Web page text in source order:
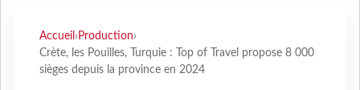
Accueil › Production›
Crète, les Pouilles, Turquie : Top of Travel propose 8 000
sièges depuis la province en 2024